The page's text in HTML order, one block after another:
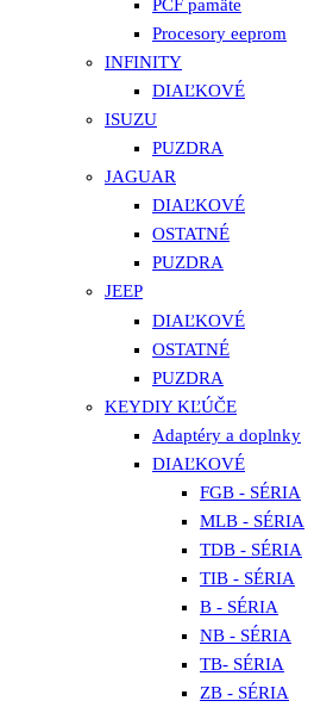
PCF pamäte
Procesory eeprom
INFINITY
DIAĽKOVÉ
ISUZU
PUZDRA
JAGUAR
DIAĽKOVÉ
OSTATNÉ
PUZDRA
JEEP
DIAĽKOVÉ
OSTATNÉ
PUZDRA
KEYDIY KĽÚČE
Adaptéry a doplnky
DIAĽKOVÉ
FGB - SÉRIA
MLB - SÉRIA
TDB - SÉRIA
TIB - SÉRIA
B - SÉRIA
NB - SÉRIA
TB- SÉRIA
ZB - SÉRIA